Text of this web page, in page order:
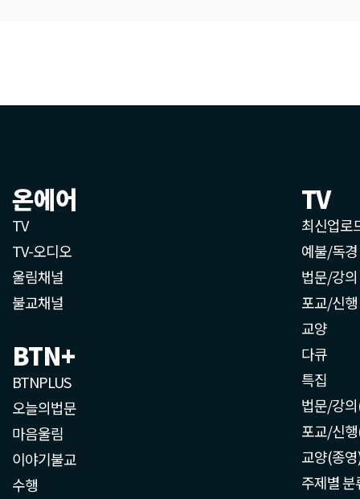
온에어
TV
TV-오디오
울림채널
불교채널
BTN+
BTNPLUS
오늘의법문
마음울림
이야기불교
수행
TV
최신업로
예불/독경
법문/강의
포교/신행
교양
다큐
특집
법문/강
포교/신
교양(종
주제별 분